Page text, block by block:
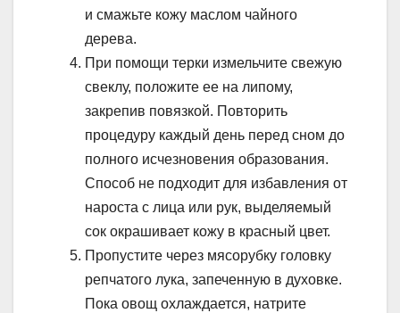
и смажьте кожу маслом чайного
дерева.
При помощи терки измельчите свежую
свеклу, положите ее на липому,
закрепив повязкой. Повторить
процедуру каждый день перед сном до
полного исчезновения образования.
Способ не подходит для избавления от
нароста с лица или рук, выделяемый
сок окрашивает кожу в красный цвет.
Пропустите через мясорубку головку
репчатого лука, запеченную в духовке.
Пока овощ охлаждается, натрите